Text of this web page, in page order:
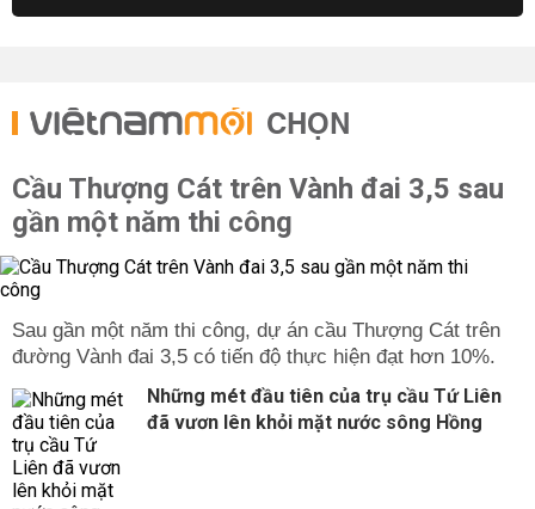
CHỌN
Cầu Thượng Cát trên Vành đai 3,5 sau
gần một năm thi công
Sau gần một năm thi công, dự án cầu Thượng Cát trên
đường Vành đai 3,5 có tiến độ thực hiện đạt hơn 10%.
Những mét đầu tiên của trụ cầu Tứ Liên
đã vươn lên khỏi mặt nước sông Hồng